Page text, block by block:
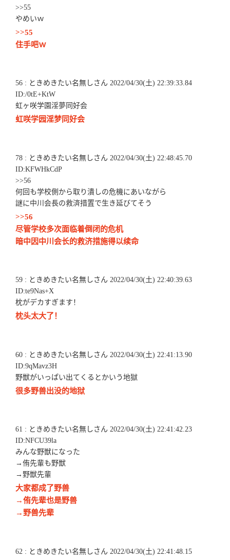
>>55
やめいｗ
>>55
住手吧ｗ
56 : ときめきたい名無しさん 2022/04/30(土) 22:39:33.84
ID:/0tE+KtW
虹ヶ咲学園淫夢同好会
虹咲学园淫梦同好会
78 : ときめきたい名無しさん 2022/04/30(土) 22:48:45.70
ID:KFWHkCdP
>>56
何回も学校側から取り潰しの危機にあいながら
謎に中川会長の救済措置で生き延びてそう
>>56
尽管学校多次面临着倒闭的危机
暗中因中川会长的救济措施得以续命
59 : ときめきたい名無しさん 2022/04/30(土) 22:40:39.63
ID:te9Nas+X
枕がデカすぎます！
枕头太大了！
60 : ときめきたい名無しさん 2022/04/30(土) 22:41:13.90
ID:9qMavz3H
野獣がいっぱい出てくるとかいう地獄
很多野兽出没的地狱
61 : ときめきたい名無しさん 2022/04/30(土) 22:41:42.23
ID:NFCU39la
みんな野獣になった
→侑先輩も野獣
→野獣先輩
大家都成了野兽
→侑先辈也是野兽
→野兽先辈
62 : ときめきたい名無しさん 2022/04/30(土) 22:41:48.15